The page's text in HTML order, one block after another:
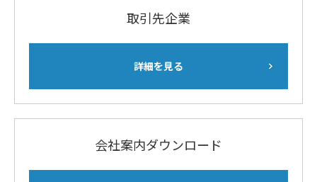
取引先企業
詳細を見る
会社案内ダウンロード